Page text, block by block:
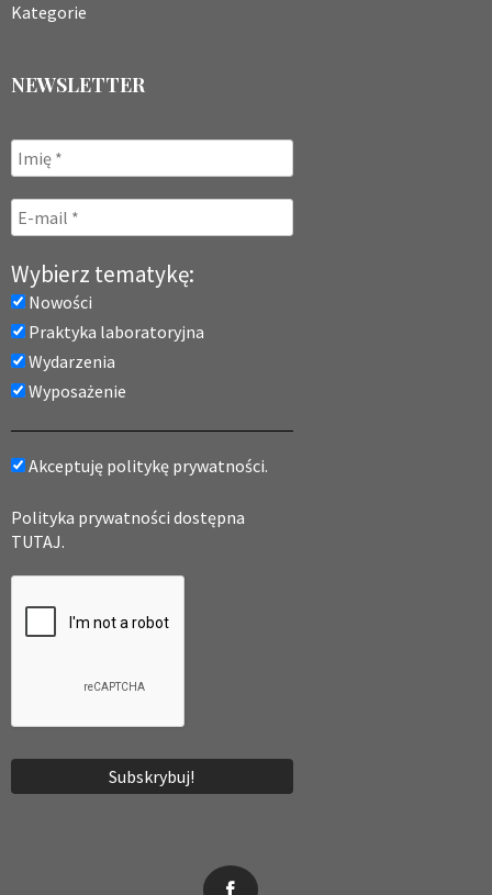
Kategorie
NEWSLETTER
Wybierz tematykę:
Nowości
Praktyka laboratoryjna
Wydarzenia
Wyposażenie
Akceptuję politykę prywatności.
Polityka prywatności dostępna
TUTAJ.